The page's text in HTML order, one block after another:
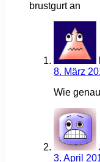
brustgurt an
8. März
Wie
3. April